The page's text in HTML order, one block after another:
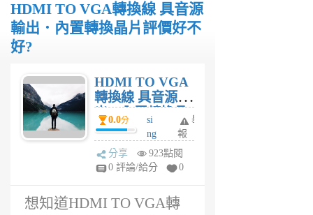
HDMI TO VGA轉換線 具音源
輸出．內置轉換晶片評價好不
好?
HDMI TO VGA
轉換線 具音源輸
出．內置轉換晶
片評價好不好?
0.0分
si
ng
6
年
舉
報
分享
923點閱
0 評論/給分
0
想知道HDMI TO VGA轉